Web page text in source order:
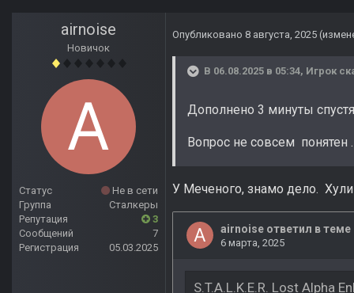
airnoise
Новичок
Статус
Не в сети
Группа
Сталкеры
Репутация
3
Сообщений
7
Регистрация
05.03.2025
Опубликовано 8 августа, 2025
В 06.08.2025 в 05:34, Игрок
Дополнено 3 минуты спустя
Вопрос не совсем
У Меченого, знамо дело.